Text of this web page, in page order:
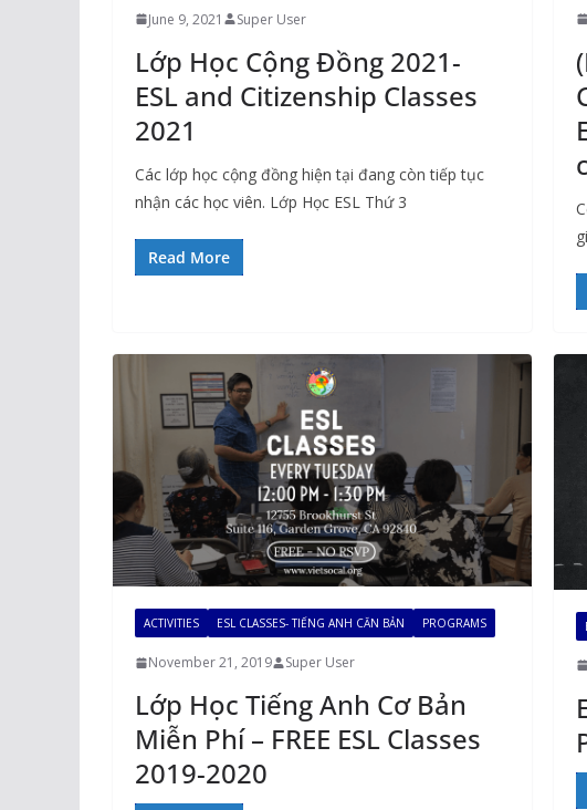
June 9, 2021 Super User
Lớp Học Cộng Đồng 2021-
ESL and Citizenship Classes
2021
Các lớp học cộng đồng hiện tại đang còn tiếp tục
nhận các học viên. Lớp Học ESL Thứ 3
Read More
ACTIVITIES ESL CLASSES- TIẾNG ANH CĂN BẢN PROGRAMS
November 21, 2019 Super User
Lớp Học Tiếng Anh Cơ Bản
Miễn Phí – FREE ESL Classes
2019-2020